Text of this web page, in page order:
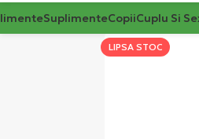
SuplimenteCopiiCuplu Si
LIPSA STOC